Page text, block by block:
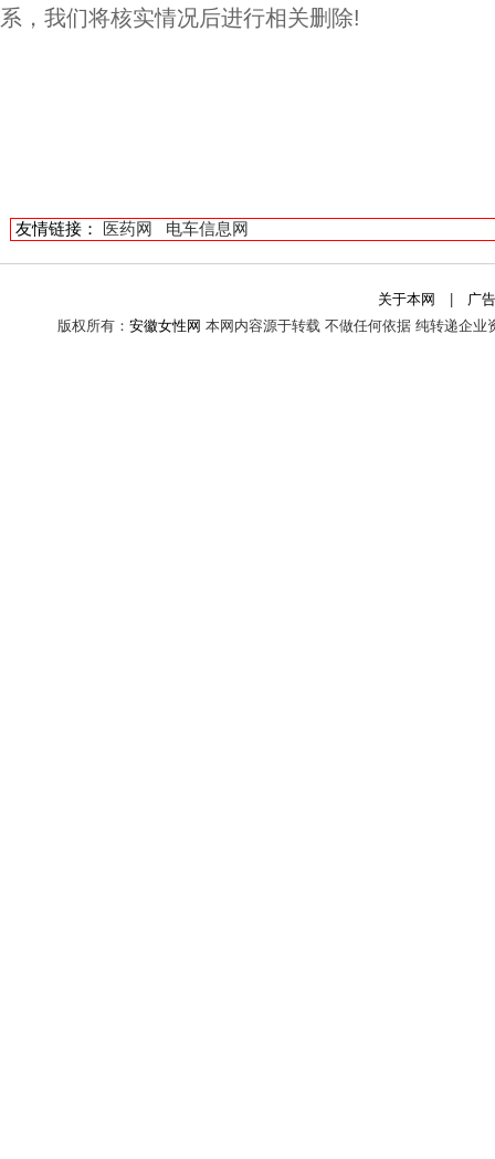
系，我们将核实情况后进行相关删除!
友情链接： 医药网 电车信息网
关于本网
广
版权所有： 安徽女性网 本网内容源于转载 不做任何依据 纯转递企